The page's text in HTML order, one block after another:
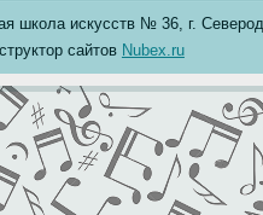
школа искусств № 36, г.
сайтов Nubex.ru